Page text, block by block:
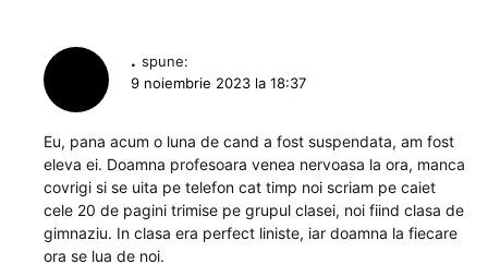
. spune:
9 noiembrie 2023 la 18:37
Eu, pana acum o luna de cand a fost suspendata, am fost
eleva ei. Doamna profesoara venea nervoasa la ora, manca
covrigi si se uita pe telefon cat timp noi scriam pe caiet
cele 20 de pagini trimise pe grupul clasei, noi fiind clasa de
gimnaziu. In clasa era perfect liniste, iar doamna la fiecare
ora se lua de noi.